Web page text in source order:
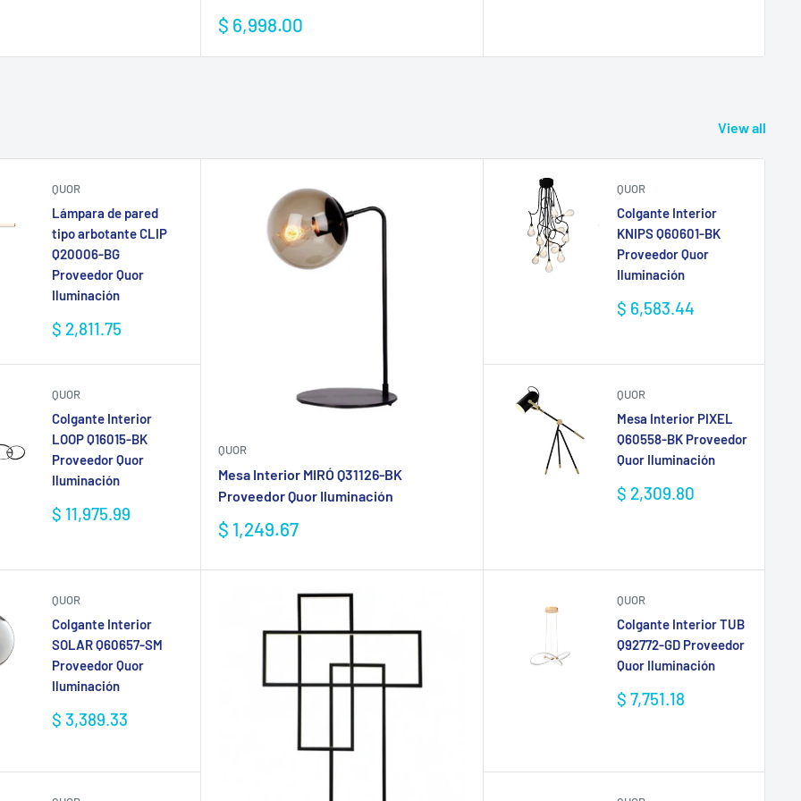
Precio
venta
$ 6,998.00
View all
QUOR
Lámpara de pared
tipo arbotante CLIP
Q20006-BG
Proveedor Quor
Iluminación
Precio
venta
$ 2,811.75
QUOR
Colgante Interior
LOOP Q16015-BK
Proveedor Quor
Iluminación
Precio
$ 11,975.99
QUOR
Mesa Interior MIRÓ Q31126-BK
Proveedor Quor Iluminación
Precio
venta
$ 1,249.67
QUOR
Colgante Interior
KNIPS Q60601-BK
Proveedor Quor
Iluminación
Precio
$ 6,583.44
QUOR
Mesa Interior PIXEL
Q60558-BK Proveedor
Quor Iluminación
Precio
$ 2,309.80
QUOR
Colgante Interior
SOLAR Q60657-SM
Proveedor Quor
Iluminación
Precio
$ 3,389.33
QUOR
Colgante Interior TUB
Q92772-GD Proveedor
Quor Iluminación
Precio
$ 7,751.18